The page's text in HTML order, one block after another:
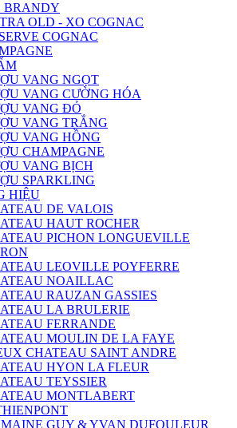
BRANDY
OLD - XO COGNAC
COGNAC
VANG NGỌT
VANG CƯỜNG HÓA
VANG ĐỎ
VANG TRẮNG
VANG HỒNG
CHAMPAGNE
VANG BỊCH
SPARKLING
HIỆU
DE VALOIS
HAUT ROCHER
PICHON LONGUEVILLE
LEOVILLE POYFERRE
NOAILLAC
RAUZAN GASSIES
LA BRULERIE
FERRANDE
MOULIN DE LA FAYE
CHATEAU SAINT ANDRE
HYON LA FLEUR
TEYSSIER
MONTLABERT
GUY & YVAN DUFOULEUR